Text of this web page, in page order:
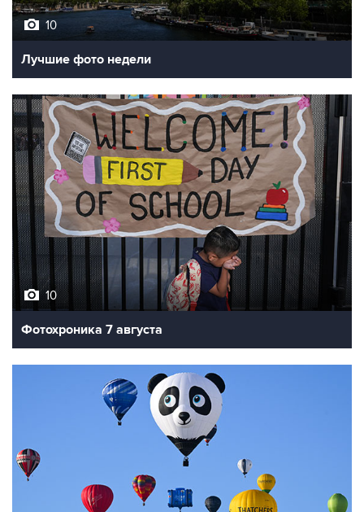
10
Лучшие фото недели
10
Фотохроника 7 августа